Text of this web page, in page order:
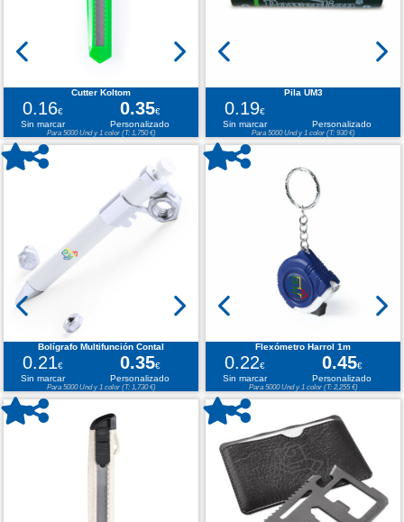
Cutter Koltom
0.16€ 0.35€
Sin marcar
Personalizado
Para 5000 Und y 1 color (T: 1,750 €)
Pila UM3
0.19€
Sin marcar
Personalizado
Para 5000 Und y 1 color (T: 930 €)
Bolígrafo Multifunción Contal
0.21€ 0.35€
Sin marcar
Personalizado
Para 5000 Und y 1 color (T: 1,730 €)
Flexómetro Harrol 1m
0.22€ 0.45€
Sin marcar
Personalizado
Para 5000 Und y 1 color (T: 2,255 €)